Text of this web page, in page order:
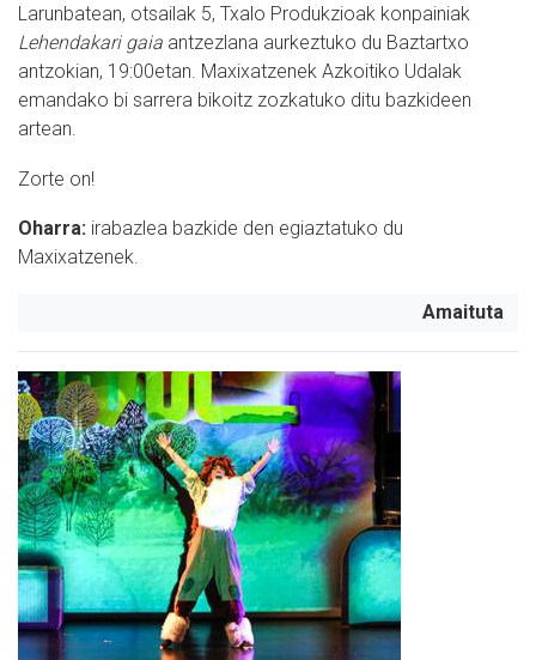
Larunbatean, otsailak 5, Txalo Produkzioak konpainiak
Lehendakari gaia antzezlana aurkeztuko du Baztartxo
antzokian, 19:00etan. Maxixatzenek Azkoitiko Udalak
emandako bi sarrera bikoitz zozkatuko ditu bazkideen
artean.
Zorte on!
Oharra: irabazlea bazkide den egiaztatuko du
Maxixatzenek.
Amaituta